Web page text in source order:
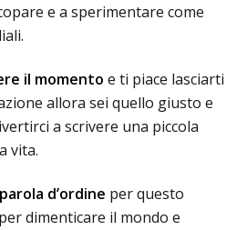
e a sperimentare come
il momento e ti piace lasciarti
allora sei quello giusto e
a scrivere una piccola
vita.
d’ordine per questo
dimenticare il mondo e